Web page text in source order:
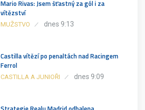
Mario Rivas: Jsem šťastný za gól i za
vítězství
MUŽSTVO dnes 9:13
Castilla vítězí po penaltách nad Racingem
Ferrol
CASTILLA A JUNIOŘI dnes 9:09